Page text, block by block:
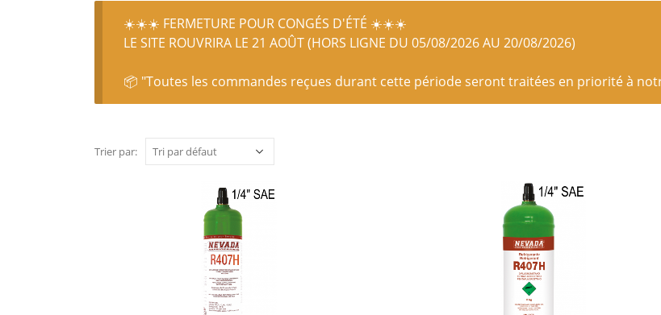
☀️☀️☀️ FERMETURE POUR CONGÉS D'ÉTÉ ☀️☀️☀️
LE SITE ROUVRIRA LE 21 AOÛT (HORS LIGNE DU 05/08/2026 AU 20/08/2026)
📦 "Toutes les commandes reçues durant cette période seront traitées en priorité à
Trier par: